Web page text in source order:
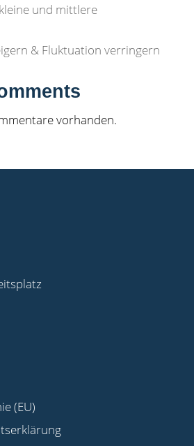
und mittlere
& Fluktuation verringern
vorhanden.
(EU)